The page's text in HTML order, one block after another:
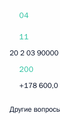
04
11
20 2 03 90000
200
+178 600,0
Другие